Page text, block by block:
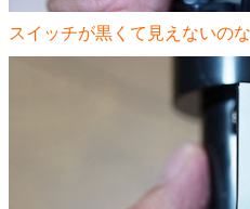
スイッチが黒くて見えないの